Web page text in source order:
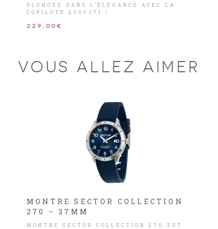
PLONGEZ DANS L’ÉLÉGANCE AVEC LA
COPILOTE 230F171 !
229,00€
VOUS ALLEZ AIMER
MONTRE SECTOR COLLECTION
270 – 37MM
MONTRE SECTOR COLLECTION 270 EST